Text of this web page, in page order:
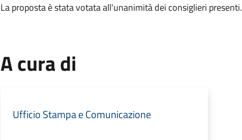
La proposta è stata votata all'unanimità dei consiglieri presenti.
A cura di
Ufficio Stampa e Comunicazione